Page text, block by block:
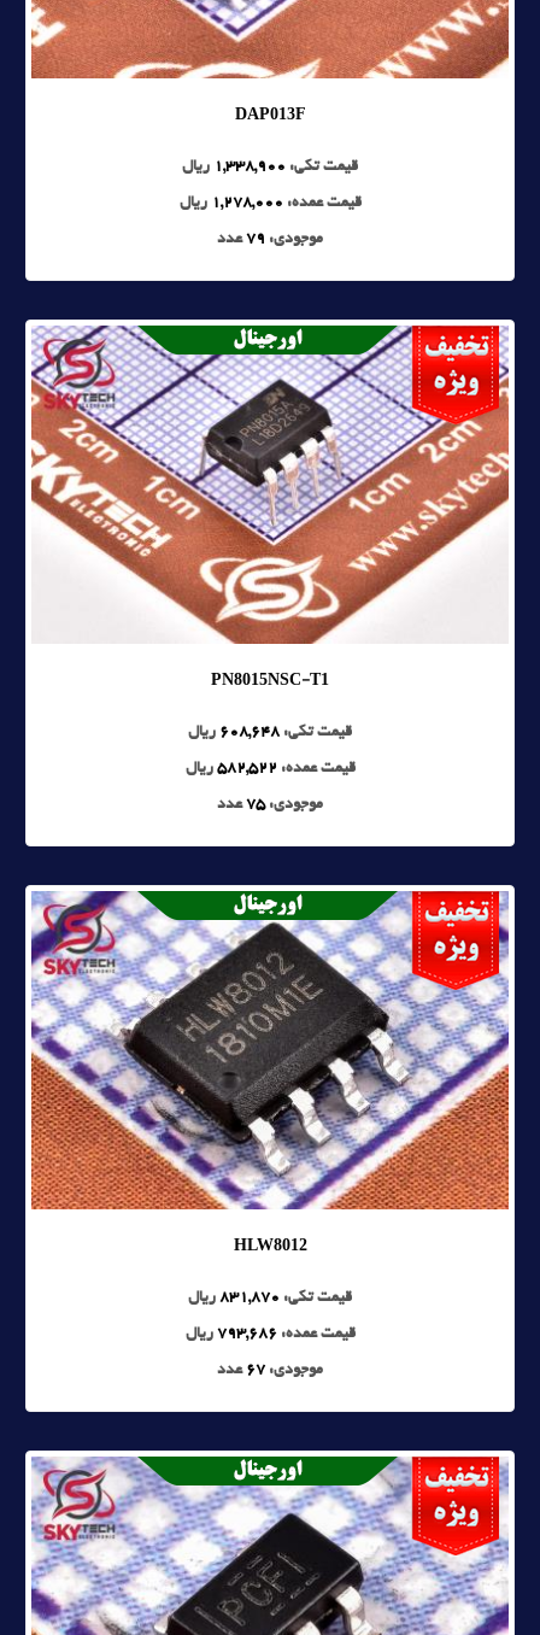
DAP013F
قیمت تکی: 1,338,900 ریال
قیمت عمده: 1,278,000 ریال
موجودی: 79عدد
PN8015NSC-T1
قیمت تکی: 608,648 ریال
قیمت عمده: 582,522 ریال
موجودی:75عدد
HLW8012
قیمت تکی: 831,870 ریال
قیمت عمده:793,686 ریال
موجودی: 67 عدد